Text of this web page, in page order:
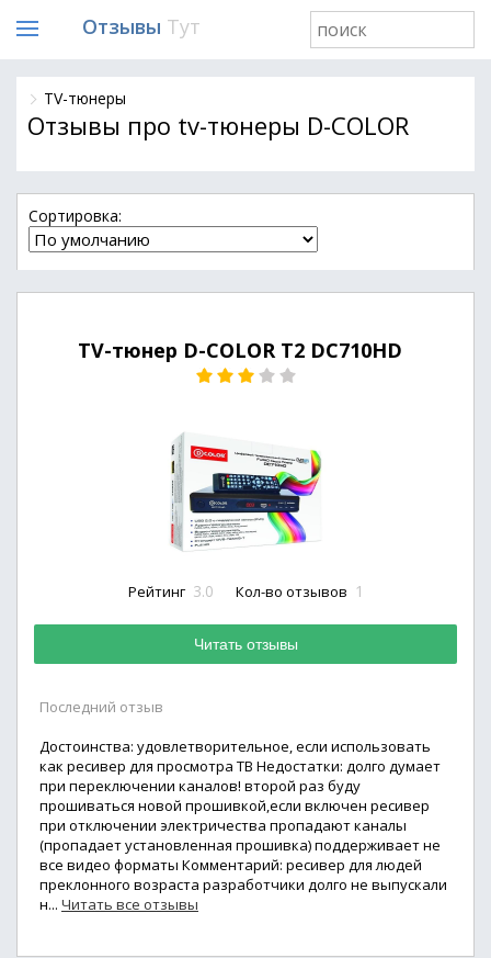
Отзывы Тут
TV-тюнеры
Отзывы про tv-тюнеры D-COLOR
Cортировка:
TV-тюнер D-COLOR T2 DC710HD
Рейтинг 3.0 Кол-во отзывов 1
Читать отзывы
Последний отзыв
Достоинства: удовлетворительное, если использовать
как ресивер для просмотра ТВ Недостатки: долго думает
при переключении каналов! второй раз буду
прошиваться новой прошивкой,если включен ресивер
при отключении электричества пропадают каналы
(пропадает установленная прошивка) поддерживает не
все видео форматы Комментарий: ресивер для людей
преклонного возраста разработчики долго не выпускали
н... Читать все отзывы